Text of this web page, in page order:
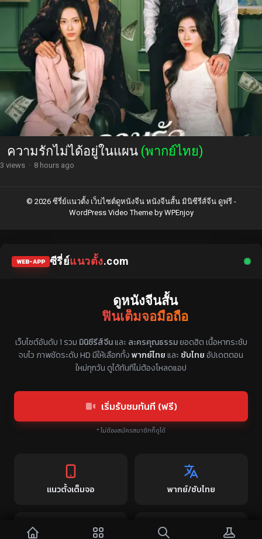
ความรักไม่ได้อยู่ในแผน (พากย์ไทย)
3 views · 8 hours ago
© 2026 ซีรี่ย์แนวตั้ง เว็บไซต์ดูหนังจีน หนังจีนสั้น มินิซีรีส์จีน ดูฟรี -
WordPress Video Themeby WPEnjoy
WEB-APP ซีรี่ย์แนวตั้ง.com
ดูหนังจีนสั้น
ฟินเต็มจอมือถือ
แหล่งรวมซีรี่ย์จีนแนวตั้ง พากย์ไทย ซับไทย
เว็บไซต์อันดับ 1 รวม มินิซีรีส์จีนและ ละครคุณธรรมยอดฮิต เนื้อหากระชับ
จบไว ภาพชัดระดับ HD มีให้เลือกทั้งพากย์ไทยและ ซับไทยอัปเดตตอน
ใหม่ทุกวัน ดูได้ทันทีไม่ต้องโหลดแอป
เริ่มรับชมทันที (ฟรี)
* ไม่ต้องสมัครสมาชิกก็ดูได้
แนวตั้งเต็มจอ พากย์/ซับไทย